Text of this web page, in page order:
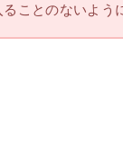
ることのないよう